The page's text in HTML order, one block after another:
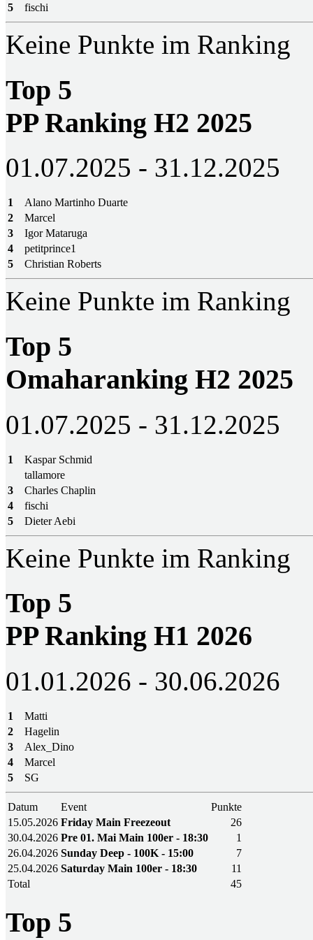
5
fischi
Keine Punkte im Ranking
Top 5
PP Ranking H2 2025
01.07.2025 - 31.12.2025
1
Alano Martinho Duarte
2
Marcel
3
Igor Mataruga
4
petitprince1
5
Christian Roberts
Keine Punkte im Ranking
Top 5
Omaharanking H2 2025
01.07.2025 - 31.12.2025
1
Kaspar Schmid
tallamore
3
Charles Chaplin
4
fischi
5
Dieter Aebi
Keine Punkte im Ranking
Top 5
PP Ranking H1 2026
01.01.2026 - 30.06.2026
1
Matti
2
Hagelin
3
Alex_Dino
4
Marcel
5
SG
Datum Event
Punkte
15.05.2026 Friday Main Freezeout
26
30.04.2026 Pre 01. Mai Main 100er - 18:30
1
26.04.2026 Sunday Deep - 100K - 15:00
7
25.04.2026 Saturday Main 100er - 18:30
11
Total
45
Top 5